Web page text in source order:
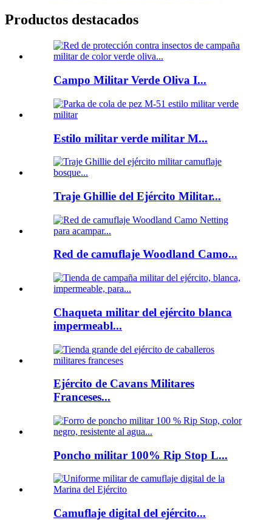
Productos destacados
Campo Militar Verde Oliva I...
Estilo militar verde militar M...
Traje Ghillie del Ejército Militar...
Red de camuflaje Woodland Camo...
Chaqueta militar del ejército blanca
impermeabl...
Ejército de Cavans Militares
Franceses...
Poncho militar 100% Rip Stop L...
Camuflaje digital del ejército...